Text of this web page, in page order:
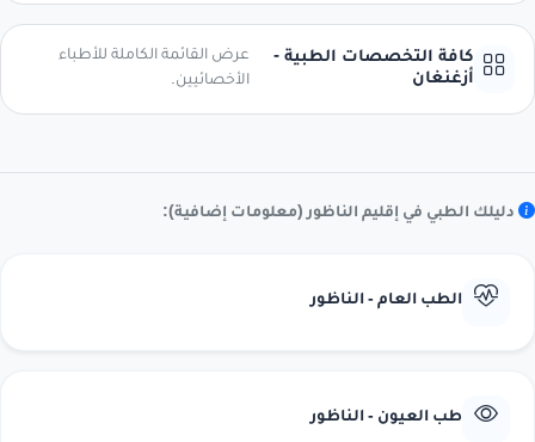
كافة التخصصات الطبية -
أزغنغان
عرض القائمة الكاملة للأطباء
الأخصائيين.
دليلك الطبي في إقليم الناظور (معلومات إضافية):
الطب العام - الناظور
طب العيون - الناظور